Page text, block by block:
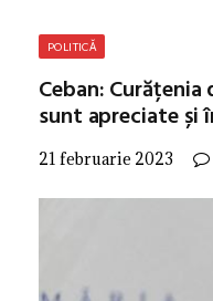
POLITICĂ
Ceban:
sunt apreciate și
21 februarie 2023